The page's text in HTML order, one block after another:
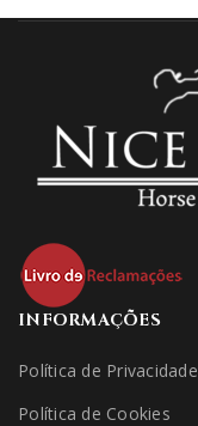
INFORMAÇÕES
Política de Privacidade
Política de Cookies